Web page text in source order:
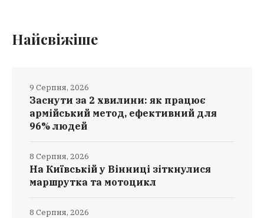
Найсвіжіше
Заснути за 2 хвилини: як працює
армійський метод, ефективний для
96% людей
9 Серпня, 2026
На Київській у Вінниці зіткнулися
маршрутка та мотоцикл
8 Серпня, 2026
8 Серпня, 2026